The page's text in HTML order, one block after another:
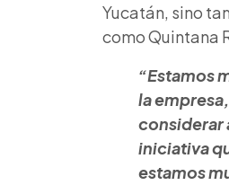
Yucatán, sino
como Quintana
“Estamos
la
considerar
iniciativa
estamos